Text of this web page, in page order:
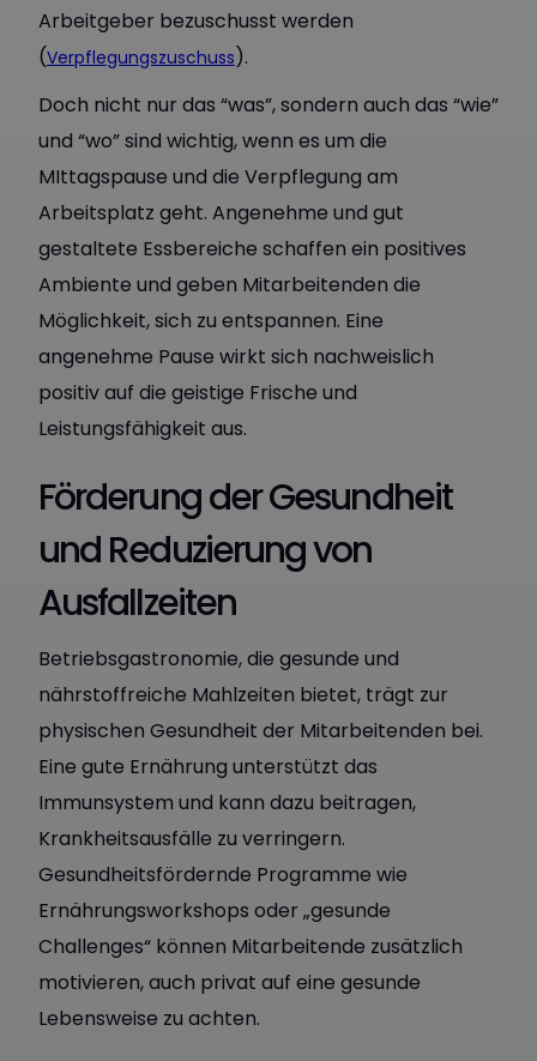
Arbeitgeber bezuschusst werden
(Verpflegungszuschuss).
Doch nicht nur das “was”, sondern auch das “wie”
und “wo” sind wichtig, wenn es um die
MIttagspause und die Verpflegung am
Arbeitsplatz geht. Angenehme und gut
gestaltete Essbereiche schaffen ein positives
Ambiente und geben Mitarbeitenden die
Möglichkeit, sich zu entspannen. Eine
angenehme Pause wirkt sich nachweislich
positiv auf die geistige Frische und
Leistungsfähigkeit aus.
Förderung der Gesundheit
und Reduzierung von
Ausfallzeiten
Betriebsgastronomie, die gesunde und
nährstoffreiche Mahlzeiten bietet, trägt zur
physischen Gesundheit der Mitarbeitenden bei.
Eine gute Ernährung unterstützt das
Immunsystem und kann dazu beitragen,
Krankheitsausfälle zu verringern.
Gesundheitsfördernde Programme wie
Ernährungsworkshops oder „gesunde
Challenges“ können Mitarbeitende zusätzlich
motivieren, auch privat auf eine gesunde
Lebensweise zu achten.